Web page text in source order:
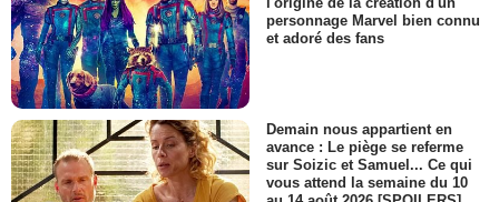
personnage Marvel bien connu
et adoré des fans
Demain nous appartient en
avance : Le piège se referme
sur Soizic et Samuel... Ce qui
vous attend la semaine du 10